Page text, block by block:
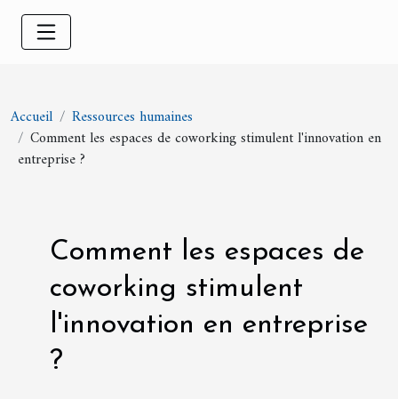
Accueil
Ressources humaines
Comment les espaces de coworking stimulent l'innovation en
entreprise ?
Comment les espaces de
coworking stimulent
l'innovation en entreprise
?